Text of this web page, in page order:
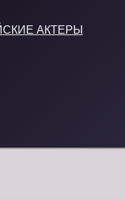
АКТЕРЫ